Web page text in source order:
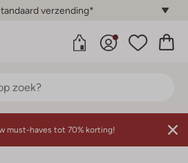
verzending*
must-haves tot 70% korting!